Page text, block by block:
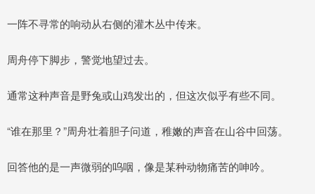
一阵不寻常的响动从右侧的灌木丛中传来。
周舟停下脚步，警觉地望过去。
通常这种声音是野兔或山鸡发出的，但这次似乎有些不同。
“谁在那里？”周舟壮着胆子问道，稚嫩的声音在山谷中回荡。
回答他的是一声微弱的呜咽，像是某种动物痛苦的呻吟。